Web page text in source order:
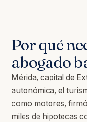
Por qué
abogado
Mérida, capital de
autonómica, el
como motores,
miles de hipotecas